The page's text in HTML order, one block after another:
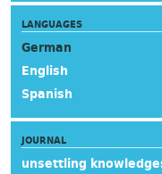
LANGUAGES
German
English
Spanish
JOURNAL
unsettling